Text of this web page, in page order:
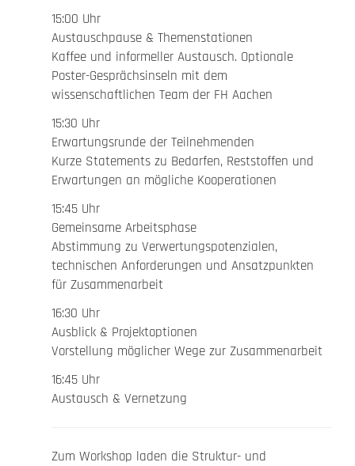
15:00 Uhr
Austauschpause & Themenstationen
Kaffee und informeller Austausch. Optionale
Poster-Gesprächsinseln mit dem
wissenschaftlichen Team der FH Aachen
15:30 Uhr
Erwartungsrunde der Teilnehmenden
Kurze Statements zu Bedarfen, Reststoffen und
Erwartungen an mögliche Kooperationen
15:45 Uhr
Gemeinsame Arbeitsphase
Abstimmung zu Verwertungspotenzialen,
technischen Anforderungen und Ansatzpunkten
für Zusammenarbeit
16:30 Uhr
Ausblick & Projektoptionen
Vorstellung möglicher Wege zur Zusammenarbeit
16:45 Uhr
Austausch & Vernetzung
Zum Workshop laden die Struktur- und